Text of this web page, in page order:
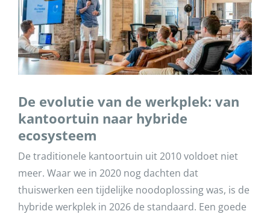
De evolutie van de werkplek: van
kantoortuin naar hybride
ecosysteem
De traditionele kantoortuin uit 2010 voldoet niet
meer. Waar we in 2020 nog dachten dat
thuiswerken een tijdelijke noodoplossing was, is de
hybride werkplek in 2026 de standaard. Een goede